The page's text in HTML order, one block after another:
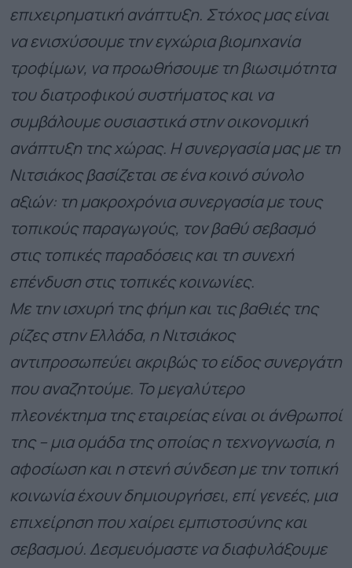
επιχειρηματική ανάπτυξη. Στόχος μας είναι
να ενισχύσουμε την εγχώρια βιομηχανία
τροφίμων, να προωθήσουμε τη βιωσιμότητα
του διατροφικού συστήματος και να
συμβάλουμε ουσιαστικά στην οικονομική
ανάπτυξη της χώρας. Η συνεργασία μας με τη
Νιτσιάκος βασίζεται σε ένα κοινό σύνολο
αξιών: τη μακροχρόνια συνεργασία με τους
τοπικούς παραγωγούς, τον βαθύ σεβασμό
στις τοπικές παραδόσεις και τη συνεχή
επένδυση στις τοπικές κοινωνίες.
Με την ισχυρή της φήμη και τις βαθιές της
ρίζες στην Ελλάδα, η Νιτσιάκος
αντιπροσωπεύει ακριβώς το είδος συνεργάτη
που αναζητούμε. Το μεγαλύτερο
πλεονέκτημα της εταιρείας είναι οι άνθρωποί
της – μια ομάδα της οποίας η τεχνογνωσία, η
αφοσίωση και η στενή σύνδεση με την τοπική
κοινωνία έχουν δημιουργήσει, επί γενεές, μια
επιχείρηση που χαίρει εμπιστοσύνης και
σεβασμού. Δεσμευόμαστε να διαφυλάξουμε